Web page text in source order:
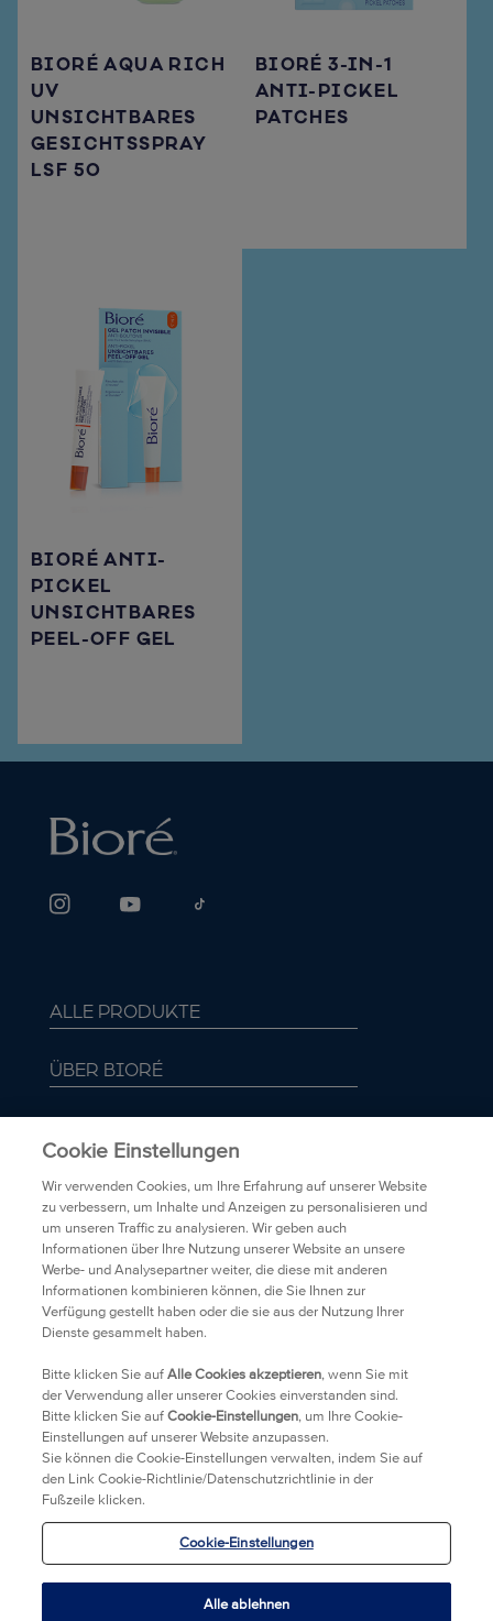
BIORÉ AQUA RICH
UV
UNSICHTBARES
GESICHTSSPRAY
LSF 50
BIORÉ 3-IN-1
ANTI-PICKEL
PATCHES
BIORÉ ANTI-
PICKEL
UNSICHTBARES
PEEL-OFF GEL​
ALLE PRODUKTE
ÜBER BIORÉ
TRANSPARENZ
DATENSCHUTZRICHTLINIEN
HÄNDLER
RECHTLICHE HINWEISE
IMPRESSUM
BARRIEREFREIHEITSERKLÄRUNG
Cookie Einstellungen
Wir verwenden Cookies, um Ihre Erfahrung auf unserer Website
zu verbessern, um Inhalte und Anzeigen zu personalisieren und
um unseren Traffic zu analysieren. Wir geben auch
Informationen über Ihre Nutzung unserer Website an unsere
Werbe- und Analysepartner weiter, die diese mit anderen
Informationen kombinieren können, die Sie Ihnen zur
Verfügung gestellt haben oder die sie aus der Nutzung Ihrer
Dienste gesammelt haben.
Bitte klicken Sie aufAlle Cookies akzeptieren, wenn Sie mit
der Verwendung aller unserer Cookies einverstanden sind.
Bitte klicken Sie aufCookie-Einstellungen, um Ihre Cookie-
Einstellungen auf unserer Website anzupassen.
Sie können die Cookie-Einstellungen verwalten, indem Sie auf
den Link Cookie-Richtlinie/Datenschutzrichtlinie in der
Fußzeile klicken.
Cookie-Einstellungen
Alle ablehnen